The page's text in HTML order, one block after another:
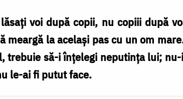
voi după copii, nu copiii după
meargă la același pas cu un om
trebuie să-i înțelegi neputința lui;
le­-ai fi putut face.